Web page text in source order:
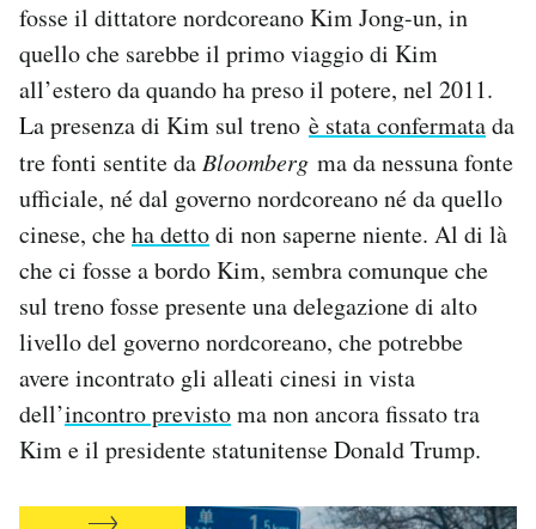
Area Personale
Newsletter
Notifiche mobile
Regala il Post
Hai bisogno di aiuto?
Esci
fosse il dittatore nordcoreano Kim Jong-un, in
quello che sarebbe il primo viaggio di Kim
all’estero da quando ha preso il potere, nel 2011.
La presenza di Kim sul treno è stata confermatada
tre fonti sentite daBloomberg ma da nessuna fonte
ufficiale, né dal governo nordcoreano né da quello
cinese, cheha dettodi non saperne niente. Al di là
che ci fosse a bordo Kim, sembra comunque che
sul treno fosse presente una delegazione di alto
livello del governo nordcoreano, che potrebbe
avere incontrato gli alleati cinesi in vista
dell’incontro previstoma non ancora fissato tra
Kim e il presidente statunitense Donald Trump.